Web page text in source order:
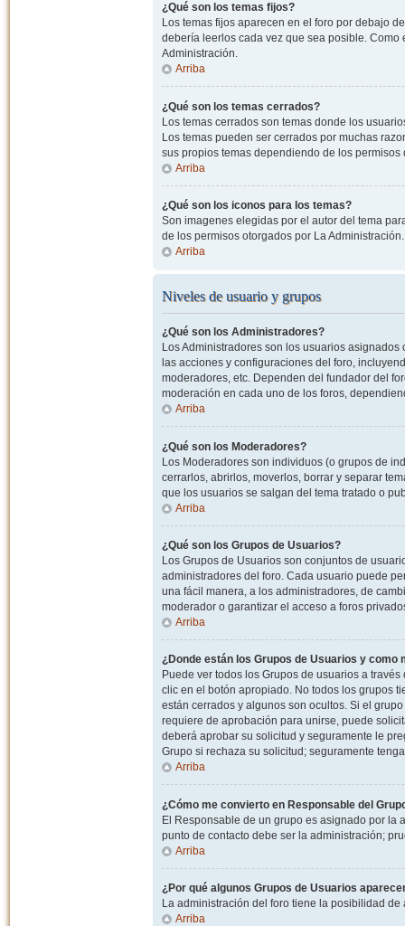
¿Qué son los temas fijos?
Los temas fijos aparecen en el foro por debajo
debería leerlos cada vez que sea posible.
Administración.
Arriba
¿Qué son los temas cerrados?
Los temas cerrados son temas donde los
Los temas pueden ser cerrados por muchas
sus propios temas dependiendo de los
Arriba
¿Qué son los iconos para los temas?
Son imagenes elegidas por el autor del tema
de los permisos otorgados por La Administración.
Arriba
Niveles de usuario y grupos
¿Qué son los Administradores?
Los Administradores son los usuarios
las acciones y configuraciones del foro,
moderadores, etc. Dependen del fundador del
moderación en cada uno de los foros,
Arriba
¿Qué son los Moderadores?
Los Moderadores son individuos (o grupos de
cerrarlos, abrirlos, moverlos, borrar y separar
que los usuarios se salgan del tema tratado o
Arriba
¿Qué son los Grupos de Usuarios?
Los Grupos de Usuarios son conjuntos de
administradores del foro. Cada usuario puede
una fácil manera, a los administradores, de
moderador o garantizar el acceso a foros
Arriba
¿Donde están los Grupos de Usuarios y como
Puede ver todos los Grupos de usuarios a
clic en el botón apropiado. No todos los grupos
están cerrados y algunos son ocultos. Si el
requiere de aprobación para unirse, puede
deberá aprobar su solicitud y seguramente le
Grupo si rechaza su solicitud; seguramente
Arriba
¿Cómo me convierto en Responsable del
El Responsable de un grupo es asignado por la
punto de contacto debe ser la administración;
Arriba
¿Por qué algunos Grupos de Usuarios
La administración del foro tiene la posibilidad
Arriba